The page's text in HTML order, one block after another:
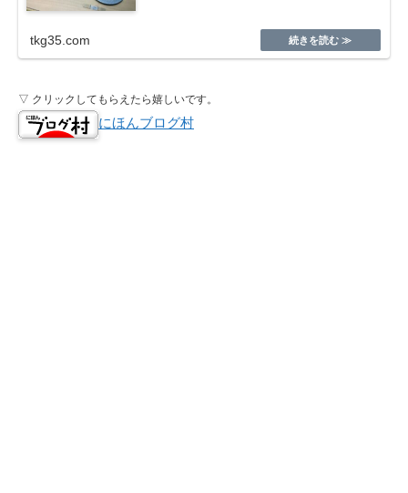
tkg35.com
▽ クリックしてもらえたら嬉しいです。
にほんブログ村